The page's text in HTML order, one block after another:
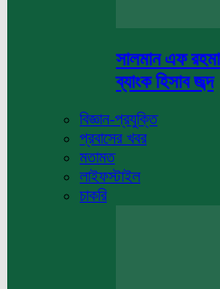
সালমান এফ
ব্যাংক হিসাব জব্দ
বিজ্ঞান-প্রযুক্তি
প্রবাসের খবর
মতামত
লাইফস্টাইল
চাকরি